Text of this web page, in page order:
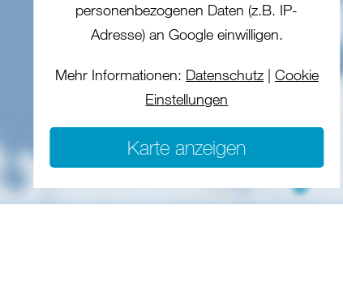
personenbezogenen Daten (z.B. IP-
Adresse) an Google einwilligen.
Mehr Informationen: Datenschutz| Cookie
Einstellungen
Karte anzeigen